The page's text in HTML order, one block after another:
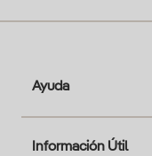
Ayuda
Información Útil